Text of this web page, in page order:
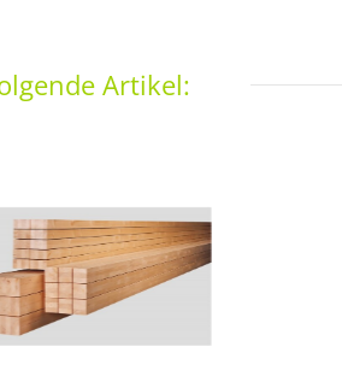
Artikel: